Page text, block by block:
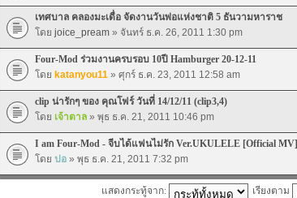
เทศบาล คลองมะเดื่อ จัดงานวันพ่อแห่งชาติ 5 ธันวามหาราช
โดย joice_pream » จันทร์ ธ.ค. 26, 2011 1:30 pm
Four-Mod ร่วมงานครบรอบ 10ปี Hamburger 20-12-11
โดย katanyou11 » ศุกร์ ธ.ค. 23, 2011 12:58 am
clip น่ารักๆ ของ คุณโฟร์ วันที่ 14/12/11 (clip3,4)
โดย เจ้าตาล » พุธ ธ.ค. 21, 2011 10:46 pm
I am Four-Mod - จีบได้แฟนไม่รัก Ver.UKULELE [Official MV]
โดย ปอ » พุธ ธ.ค. 21, 2011 7:32 pm
แสดงกระทู้จาก: เรียงตาม